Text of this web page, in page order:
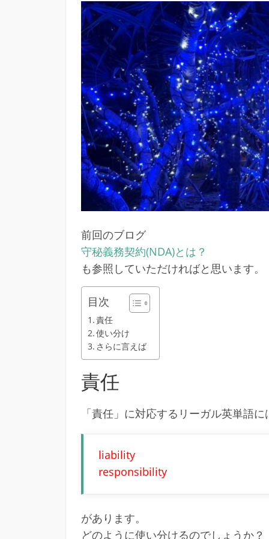
前回のブログ
守秘義務契約(NDA)とは？
も参照していただければと思います。
目次
責任
使い分け
さらに言えば
責任
「責任」に対応するリーガル英単語に
liability
responsibility
があります。
どのように使い分けるのでしょうか？